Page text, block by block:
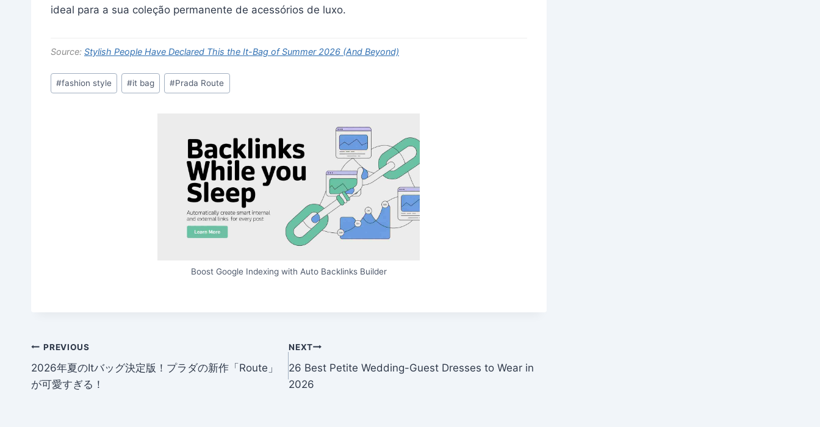
ideal para a sua coleção permanente de acessórios de luxo.
Source: Stylish People Have Declared This the It-Bag of Summer 2026 (And Beyond)
Post
Tags:
#fashion style #it bag #Prada Route
Boost Google Indexing with Auto Backlinks Builder
Post
navigation
PREVIOUS
2026年夏のItバッグ決定版！プラダの新作「Route」
が可愛すぎる！
NEXT
26 Best Petite Wedding-Guest Dresses to Wear in
2026